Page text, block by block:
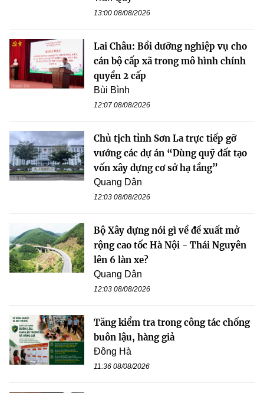
13:00 08/08/2026
Lai Châu: Bồi dưỡng nghiệp vụ cho
cán bộ cấp xã trong mô hình chính
quyền 2 cấp
Bùi Bình
12:07 08/08/2026
Chủ tịch tỉnh Sơn La trực tiếp gỡ
vướng các dự án “Dùng quỹ đất tạo
vốn xây dựng cơ sở hạ tầng”
Quang Dân
12:03 08/08/2026
Bộ Xây dựng nói gì về đề xuất mở
rộng cao tốc Hà Nội - Thái Nguyên
lên 6 làn xe?
Quang Dân
12:03 08/08/2026
Tăng kiểm tra trong công tác chống
buôn lậu, hàng giả
Đông Hà
11:36 08/08/2026